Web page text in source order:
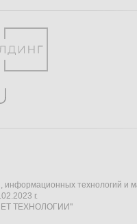
информационных технологий и
г.
ТЕХНОЛОГИИ"